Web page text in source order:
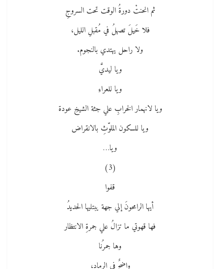
ثم انحنتْ دورةُ الوقت تحت السروجِ
فلا خَيلَ تصهلُ في مُقبلِ الليل،
ولا راحل يهتدي بالنجوم.
ويا ليديَّ
ويا للعراءِ
ويا لانهمار الخرابِ علي جثة الشيخِ عودة
ويا للسكون الملوّثِ بالانقراض
ويا…
(3)
قفوا
أيها الرامحونَ إلي جهة يبتليها الحديدُ
فها قهوتي ما تزالُ علي جمرةِ الانتظار
وها جمرُنا
واضحٌ في الرمادِ،